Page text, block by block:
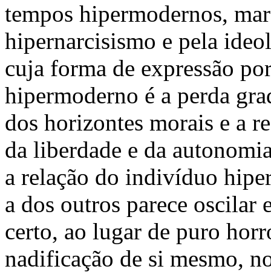
tempos hipermodernos,
hipernarcisismo e pela
cuja forma de expressão
hipermoderno é a perda
dos horizontes morais e a
da liberdade e da
a relação do indivíduo
a dos outros parece oscilar
certo, ao lugar de puro
nadificação de si mesmo,